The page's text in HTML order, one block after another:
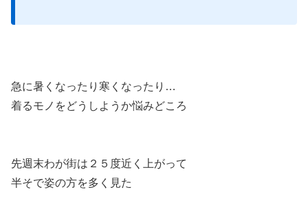
急に暑くなったり寒くなったり…
着るモノをどうしようか悩みどころ
先週末わが街は２５度近く上がって
半そで姿の方を多く見た